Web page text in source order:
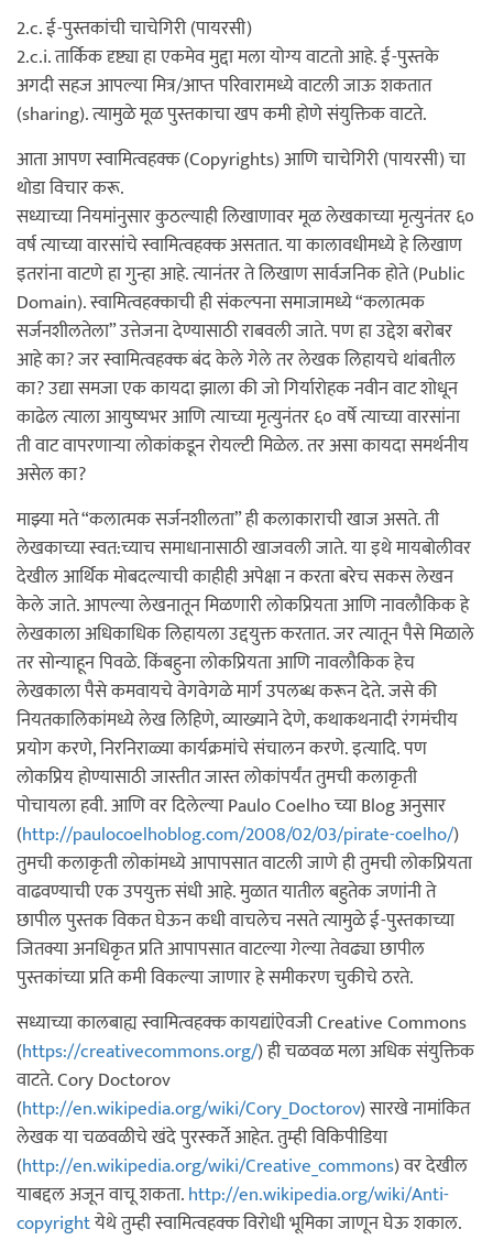
2.c. ई-पुस्तकांची चाचेगिरी (पायरसी)
2.c.i. तार्किक दृष्ट्या हा एकमेव मुद्दा मला योग्य वाटतो आहे. ई-पुस्तके
अगदी सहज आपल्या मित्र/आप्त परिवारामध्ये वाटली जाऊ शकतात
(sharing). त्यामुळे मूळ पुस्तकाचा खप कमी होणे संयुक्तिक वाटते.
आता आपण स्वामित्वहक्क (Copyrights) आणि चाचेगिरी (पायरसी) चा
थोडा विचार करू.
सध्याच्या नियमांनुसार कुठल्याही लिखाणावर मूळ लेखकाच्या मृत्युनंतर ६०
वर्ष त्याच्या वारसांचे स्वामित्वहक्क असतात. या कालावधीमध्ये हे लिखाण
इतरांना वाटणे हा गुन्हा आहे. त्यानंतर ते लिखाण सार्वजनिक होते (Public
Domain). स्वामित्वहक्काची ही संकल्पना समाजामध्ये “कलात्मक
सर्जनशीलतेला” उत्तेजना देण्यासाठी राबवली जाते. पण हा उद्देश बरोबर
आहे का? जर स्वामित्वहक्क बंद केले गेले तर लेखक लिहायचे थांबतील
का? उद्या समजा एक कायदा झाला की जो गिर्यारोहक नवीन वाट शोधून
काढेल त्याला आयुष्यभर आणि त्याच्या मृत्युनंतर ६० वर्षे त्याच्या वारसांना
ती वाट वापरणाऱ्या लोकांकडून रोयल्टी मिळेल. तर असा कायदा समर्थनीय
असेल का?
माझ्या मते “कलात्मक सर्जनशीलता” ही कलाकाराची खाज असते. ती
लेखकाच्या स्वत:च्याच समाधानासाठी खाजवली जाते. या इथे मायबोलीवर
देखील आर्थिक मोबदल्याची काहीही अपेक्षा न करता बरेच सकस लेखन
केले जाते. आपल्या लेखनातून मिळणारी लोकप्रियता आणि नावलौकिक हे
लेखकाला अधिकाधिक लिहायला उद्दयुक्त करतात. जर त्यातून पैसे मिळाले
तर सोन्याहून पिवळे. किंबहुना लोकप्रियता आणि नावलौकिक हेच
लेखकाला पैसे कमवायचे वेगवेगळे मार्ग उपलब्ध करून देते. जसे की
नियतकालिकांमध्ये लेख लिहिणे, व्याख्याने देणे, कथाकथनादी रंगमंचीय
प्रयोग करणे, निरनिराळ्या कार्यक्रमांचे संचालन करणे. इत्यादि. पण
लोकप्रिय होण्यासाठी जास्तीत जास्त लोकांपर्यंत तुमची कलाकृती
पोचायला हवी. आणि वर दिलेल्या Paulo Coelho च्या Blog अनुसार
(http://paulocoelhoblog.com/2008/02/03/pirate-coelho/)
तुमची कलाकृती लोकांमध्ये आपापसात वाटली जाणे ही तुमची लोकप्रियता
वाढवण्याची एक उपयुक्त संधी आहे. मुळात यातील बहुतेक जणांनी ते
छापील पुस्तक विकत घेऊन कधी वाचलेच नसते त्यामुळे ई-पुस्तकाच्या
जितक्या अनधिकृत प्रति आपापसात वाटल्या गेल्या तेवढ्या छापील
पुस्तकांच्या प्रति कमी विकल्या जाणार हे समीकरण चुकीचे ठरते.
सध्याच्या कालबाह्य स्वामित्वहक्क कायद्यांऐवजी Creative Commons
(https://creativecommons.org/) ही चळवळ मला अधिक संयुक्तिक
वाटते. Cory Doctorov
(http://en.wikipedia.org/wiki/Cory_Doctorov) सारखे नामांकित
लेखक या चळवळीचे खंदे पुरस्कर्ते आहेत. तुम्ही विकिपीडिया
(http://en.wikipedia.org/wiki/Creative_commons) वर देखील
याबद्दल अजून वाचू शकता.http://en.wikipedia.org/wiki/Anti-
copyrightयेथे तुम्ही स्वामित्वहक्क विरोधी भूमिका जाणून घेऊ शकाल.